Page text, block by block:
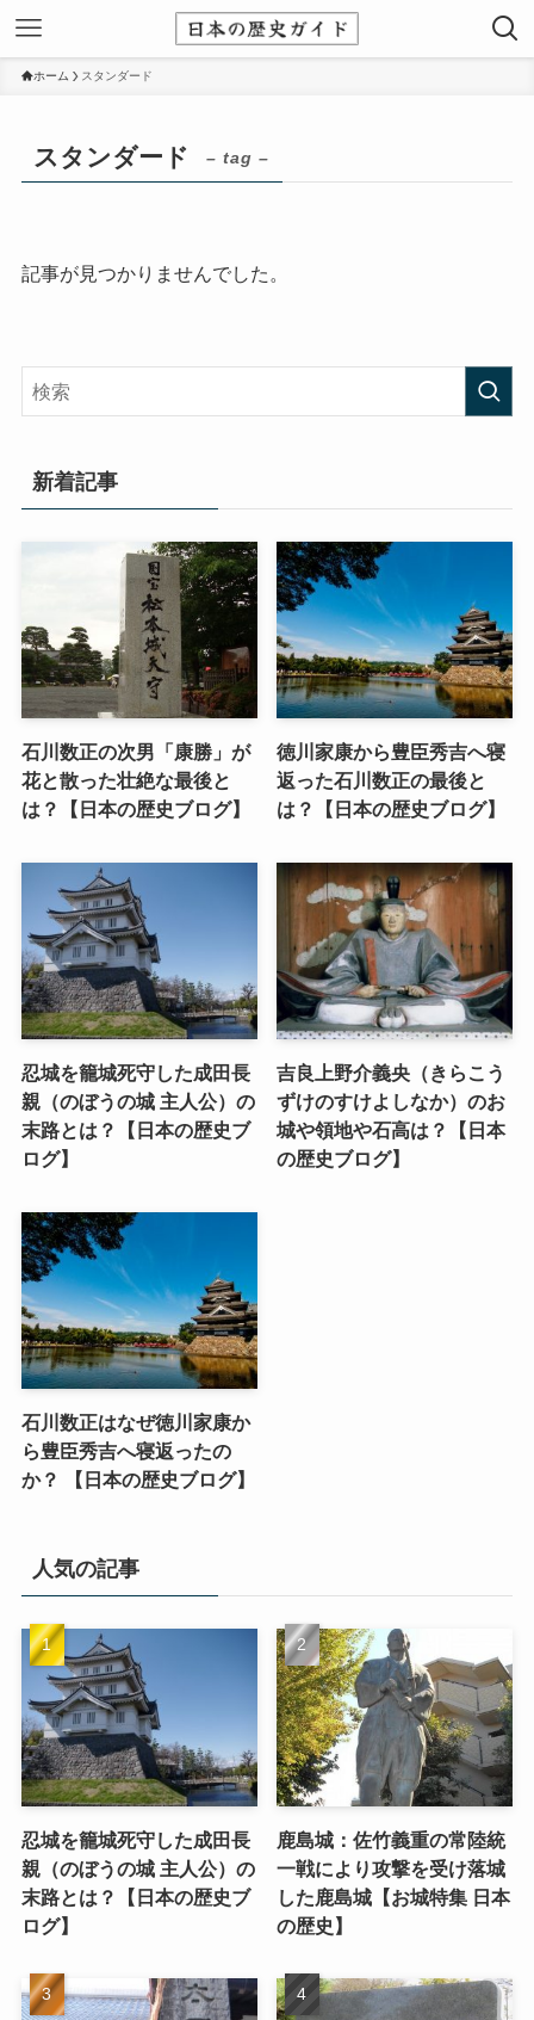
ホーム スタンダード
スタンダード – tag –
記事が見つかりませんでした。
新着記事
石川数正の次男「康勝」が
花と散った壮絶な最後と
は？【日本の歴史ブログ】
徳川家康から豊臣秀吉へ寝
返った石川数正の最後と
は？【日本の歴史ブログ】
忍城を籠城死守した成田長
親（のぼうの城 主人公）の
末路とは？【日本の歴史ブ
ログ】
吉良上野介義央（きらこう
ずけのすけよしなか）のお
城や領地や石高は？【日本
の歴史ブログ】
石川数正はなぜ徳川家康か
ら豊臣秀吉へ寝返ったの
か？ 【日本の歴史ブログ】
人気の記事
忍城を籠城死守した成田長
親（のぼうの城 主人公）の
末路とは？【日本の歴史ブ
ログ】
鹿島城：佐竹義重の常陸統
一戦により攻撃を受け落城
した鹿島城【お城特集 日本
の歴史】